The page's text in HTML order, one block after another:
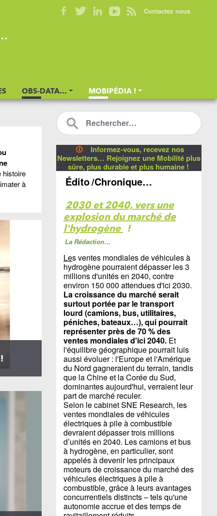
OBS-DATA… MOBIPÉDIA !
Contactez nous
histoire
à
🛈
Informez-vous, recevez nos
Newsletters… Rejoignez une Mobilité plus
sûre, plus durable et plus humaine !
Édito/Chronique…
2030 et 2040, vers une
explosion du marché de
l'hydrogène !
La Rédaction…
Les ventes mondiales de véhicules à
hydrogène pourraient dépasser les 3
millions d'unités en 2040, contre
environ 150 000 attendues d'ici 2030.
La croissance du marché serait
surtout portée par le transport
lourd (camions, bus, utilitaires,
péniches, bateaux…), qui pourrait
représenter près de 70 % des
ventes mondiales d'ici 2040. Et
l'équilibre géographique pourrait luis
aussi évoluer : l'Europe et l'Amérique
du Nord gagneraient du terrain, tandis
que la Chine et la Corée du Sud,
dominantes aujourd'hui, verraient leur
part de marché reculer.
Selon le cabinet SNE Research, les
ventes mondiales de véhicules
électriques à pile à combustible
devraient dépasser trois millions
d’unités en 2040. Les camions et bus
à hydrogène, en particulier, sont
appelés à devenir les principaux
moteurs de croissance du marché des
véhicules électriques à pile à
combustible, grâce à leurs avantages
concurrentiels distincts – tels qu'une
autonomie accrue et des temps de